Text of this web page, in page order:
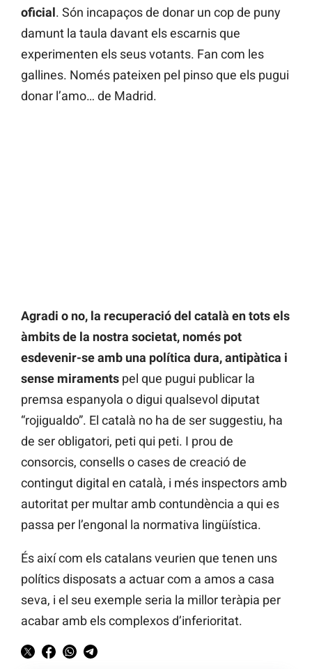
oficial. Són incapaços de donar un cop de puny
damunt la taula davant els escarnis que
experimenten els seus votants. Fan com les
gallines. Només pateixen pel pinso que els pugui
donar l’amo… de Madrid.
Agradi o no, la recuperació del català en tots els
àmbits de la nostra societat, només pot
esdevenir-se amb una política dura, antipàtica i
sense miraments pel que pugui publicar la
premsa espanyola o digui qualsevol diputat
“rojigualdo”. El català no ha de ser suggestiu, ha
de ser obligatori, peti qui peti. I prou de
consorcis, consells o cases de creació de
contingut digital en català, i més inspectors amb
autoritat per multar amb contundència a qui es
passa per l’engonal la normativa lingüística.
És així com els catalans veurien que tenen uns
polítics disposats a actuar com a amos a casa
seva, i el seu exemple seria la millor teràpia per
acabar amb els complexos d’inferioritat.